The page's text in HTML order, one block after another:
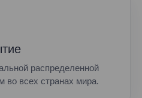
распределенной
во всех странах мира.